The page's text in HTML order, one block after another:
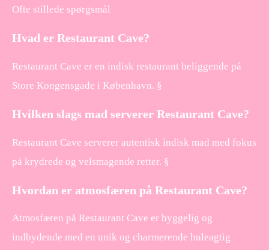
Ofte stillede spørgsmål
Hvad er Restaurant Cave?
Restaurant Cave er en indisk restaurant beliggende på
Store Kongensgade i København. §
Hvilken slags mad serverer Restaurant Cave?
Restaurant Cave serverer autentisk indisk mad med fokus
på krydrede og velsmagende retter. §
Hvordan er atmosfæren på Restaurant Cave?
Atmosfæren på Restaurant Cave er hyggelig og
indbydende med en unik og charmerende huleagtig